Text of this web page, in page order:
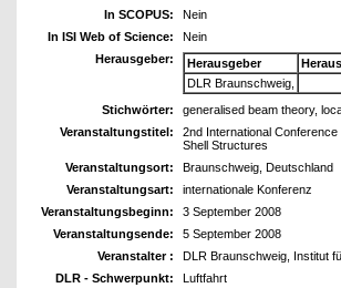
In SCOPUS:
Nein
In ISI Web of Science:
Nein
Herausgeber:
Herausgeber
DLR Braunschweig,
Stichwörter:
generalised beam theory,
Veranstaltungstitel:
2nd International
Shell Structures
Veranstaltungsort:
Braunschweig, Deutschland
Veranstaltungsart:
internationale Konferenz
Veranstaltungsbeginn:
3 September 2008
Veranstaltungsende:
5 September 2008
Veranstalter :
DLR Braunschweig, Institut
DLR - Schwerpunkt:
Luftfahrt